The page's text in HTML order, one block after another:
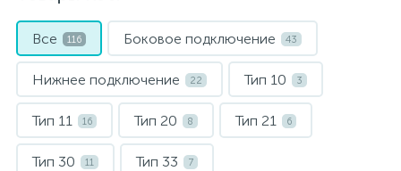
Все 116 Боковое подключение 43
Нижнее подключение 22 Тип 10 3
Тип 11 16 Тип 20 8 Тип 21 6
Тип 30 11 Тип 33 7
Мебель для ванной и зеркала
Раковины
Внутрипольные конвектора
Электрические конвекторы
Электрический водонагреватель 65 л.
Электрический водонагреватель 75 л.
Электрический водонагреватель 80 л.